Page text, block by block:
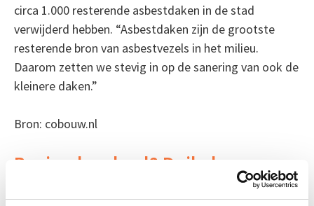
circa 1.000 resterende asbestdaken in de stad
verwijderd hebben. “Asbestdaken zijn de grootste
resterende bron van asbestvezels in het milieu.
Daarom zetten we stevig in op de sanering van ook de
kleinere daken.”
Bron: cobouw.nl
Boeiend verhaal? Duik dan eens